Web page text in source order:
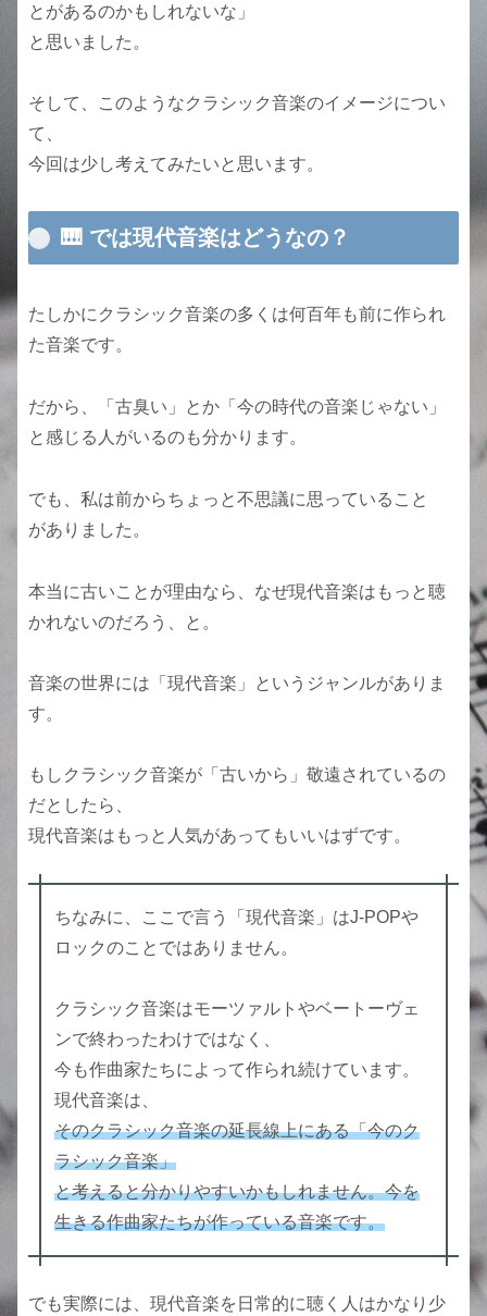
とがあるのかもしれないな」
と思いました。
そして、このようなクラシック音楽のイメージについ
て、
今回は少し考えてみたいと思います。
🎹 では現代音楽はどうなの？
たしかにクラシック音楽の多くは何百年も前に作られ
た音楽です。
だから、「古臭い」とか「今の時代の音楽じゃない」
と感じる人がいるのも分かります。
でも、私は前からちょっと不思議に思っていること
がありました。
本当に古いことが理由なら、なぜ現代音楽はもっと聴
かれないのだろう、と。
音楽の世界には「現代音楽」というジャンルがありま
す。
もしクラシック音楽が「古いから」敬遠されているの
だとしたら、
現代音楽はもっと人気があってもいいはずです。
ちなみに、ここで言う「現代音楽」はJ-POPや
ロックのことではありません。
クラシック音楽はモーツァルトやベートーヴェ
ンで終わったわけではなく、
今も作曲家たちによって作られ続けています。
現代音楽は、
そのクラシック音楽の延長線上にある「今のク
ラシック音楽」
と考えると分かりやすいかもしれません。今を
生きる作曲家たちが作っている音楽です。
でも実際には、現代音楽を日常的に聴く人はかなり少